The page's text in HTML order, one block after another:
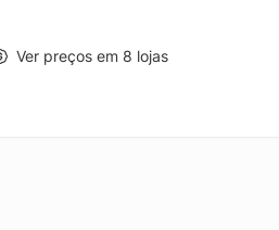
Ver preços em 8 lojas